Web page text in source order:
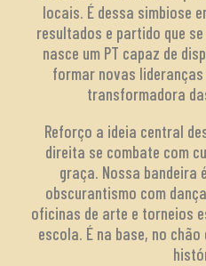
locais. É dessa simbiose
resultados e partido que
nasce um PT capaz de
formar novas
transformadora
Reforço a ideia central
direita se combate com
graça. Nossa bandeira
obscurantismo com
oficinas de arte e torneios
escola. É na base, no